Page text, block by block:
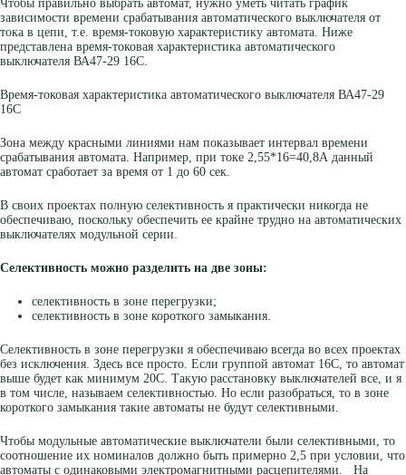
Чтобы правильно выбрать автомат, нужно уметь читать график
зависимости времени срабатывания автоматического выключателя от
тока в цепи, т.е. время-токовую характеристику автомата. Ниже
представлена время-токовая характеристика автоматического
выключателя ВА47-29 16С.
Время-токовая характеристика автоматического выключателя ВА47-29
16С
Зона между красными линиями нам показывает интервал времени
срабатывания автомата. Например, при токе 2,55*16=40,8А данный
автомат сработает за время от 1 до 60 сек.
В своих проектах полную селективность я практически никогда не
обеспечиваю, поскольку обеспечить ее крайне трудно на автоматических
выключателях модульной серии.
Селективность можно разделить на две зоны:
селективность в зоне перегрузки;
селективность в зоне короткого замыкания.
Селективность в зоне перегрузки я обеспечиваю всегда во всех проектах
без исключения. Здесь все просто. Если группой автомат 16С, то автомат
выше будет как минимум 20С. Такую расстановку выключателей все, и я
в том числе, называем селективностью. Но если разобраться, то в зоне
короткого замыкания такие автоматы не будут селективными.
Чтобы модульные автоматические выключатели были селективными, то
соотношение их номиналов должно быть примерно 2,5 при условии, что
автоматы с одинаковыми электромагнитными расцепителями. На